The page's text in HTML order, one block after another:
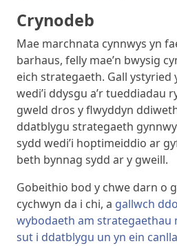
Crynodeb
Mae marchnata cynnwys yn
barhaus, felly mae’n bwysig
eich strategaeth. Gall ystyried
wedi’i ddysgu a’r tueddiadau
gweld dros y flwyddyn
ddatblygu strategaeth
sydd wedi’i hoptimeiddio ar
beth bynnag sydd ar y gweill.
Gobeithio bod y chwe darn o
cychwyn da i chi, a gallwch
wybodaeth am strategaethau
sut i ddatblygu un yn ein